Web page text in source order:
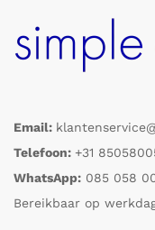
Email:
Telefoon: +31
WhatsApp: 085 058
Bereikbaar op